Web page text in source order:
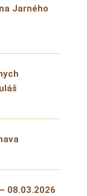
Jarného
08.03.2026